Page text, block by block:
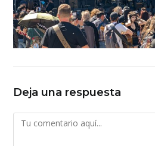
Deja una respuesta
Comentario